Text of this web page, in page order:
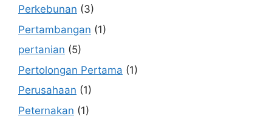
Perkebunan (3)
Pertambangan (1)
pertanian (5)
Pertolongan Pertama (1)
Perusahaan (1)
Peternakan (1)